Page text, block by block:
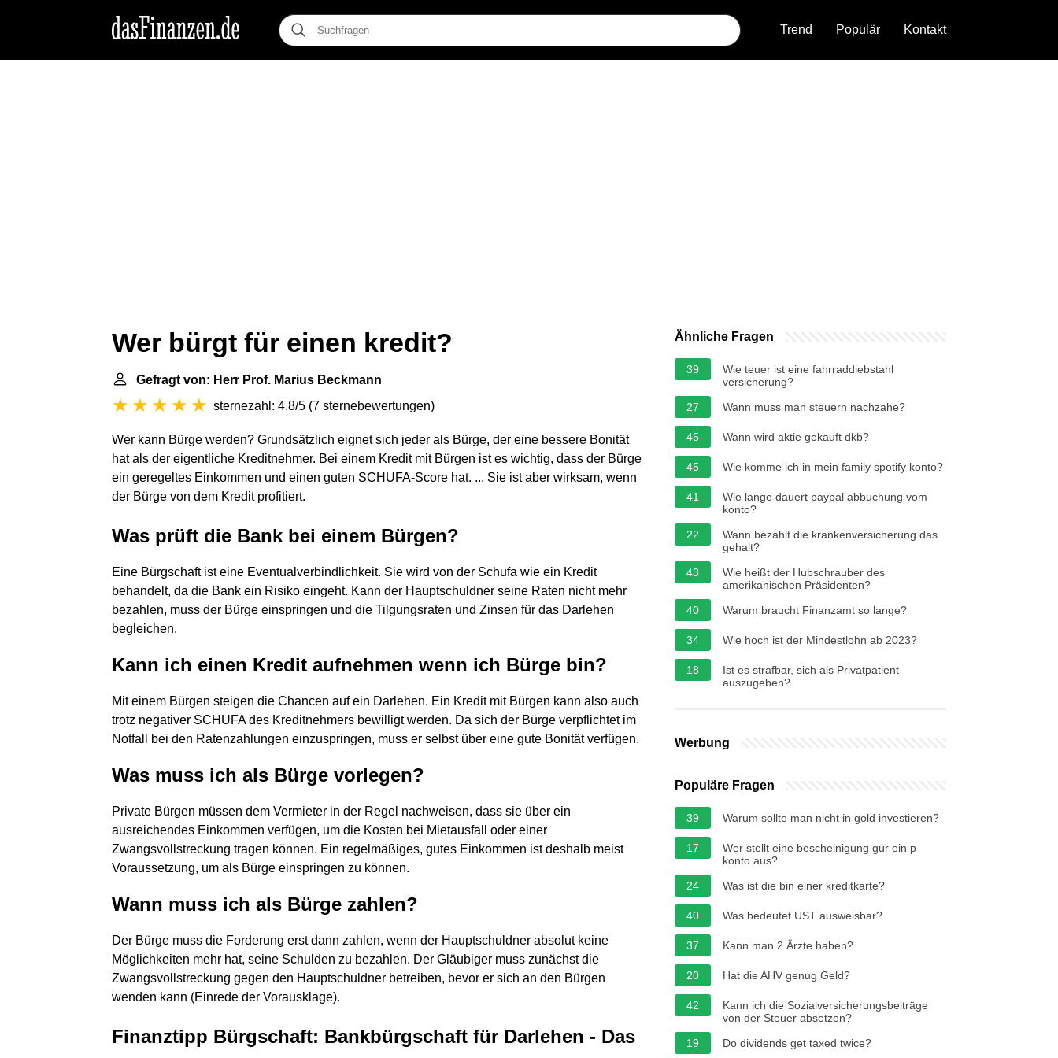
Trend Populär Kontakt
Wer bürgt für einen kredit?
Gefragt von: Herr Prof. Marius Beckmann
sternezahl: 4.8/5 (7 sternebewertungen)
Wer kann Bürge werden? Grundsätzlich eignet sich jeder als Bürge, der eine bessere Bonität
hat als der eigentliche Kreditnehmer. Bei einem Kredit mit Bürgen ist es wichtig, dass der Bürge
ein geregeltes Einkommen und einen guten SCHUFA-Score hat. ... Sie ist aber wirksam, wenn
der Bürge von dem Kredit profitiert.
Was prüft die Bank bei einem Bürgen?
Eine Bürgschaft ist eine Eventualverbindlichkeit. Sie wird von der Schufa wie ein Kredit
behandelt, da die Bank ein Risiko eingeht. Kann der Hauptschuldner seine Raten nicht mehr
bezahlen, muss der Bürge einspringen und die Tilgungsraten und Zinsen für das Darlehen
begleichen.
Kann ich einen Kredit aufnehmen wenn ich Bürge bin?
Mit einem Bürgen steigen die Chancen auf ein Darlehen. Ein Kredit mit Bürgen kann also auch
trotz negativer SCHUFA des Kreditnehmers bewilligt werden. Da sich der Bürge verpflichtet im
Notfall bei den Ratenzahlungen einzuspringen, muss er selbst über eine gute Bonität verfügen.
Was muss ich als Bürge vorlegen?
Private Bürgen müssen dem Vermieter in der Regel nachweisen, dass sie über ein
ausreichendes Einkommen verfügen, um die Kosten bei Mietausfall oder einer
Zwangsvollstreckung tragen können. Ein regelmäßiges, gutes Einkommen ist deshalb meist
Voraussetzung, um als Bürge einspringen zu können.
Wann muss ich als Bürge zahlen?
Der Bürge muss die Forderung erst dann zahlen, wenn der Hauptschuldner absolut keine
Möglichkeiten mehr hat, seine Schulden zu bezahlen. Der Gläubiger muss zunächst die
Zwangsvollstreckung gegen den Hauptschuldner betreiben, bevor er sich an den Bürgen
wenden kann (Einrede der Vorausklage).
Finanztipp Bürgschaft: Bankbürgschaft für Darlehen - Das
Ähnliche Fragen
39
Wie teuer ist eine fahrraddiebstahl
versicherung?
27
Wann muss man steuern nachzahe?
45 Wann wird aktie gekauft dkb?
45 Wie komme ich in mein family spotify konto?
41
Wie lange dauert paypal abbuchung vom
konto?
22
Wann bezahlt die krankenversicherung das
gehalt?
43
Wie heißt der Hubschrauber des
amerikanischen Präsidenten?
40
Warum braucht Finanzamt so lange?
34 Wie hoch ist der Mindestlohn ab 2023?
18
Ist es strafbar, sich als Privatpatient
auszugeben?
Werbung
Populäre Fragen
39 Warum sollte man nicht in gold investieren?
17
Wer stellt eine bescheinigung gür ein p
konto aus?
24
Was ist die bin einer kreditkarte?
40 Was bedeutet UST ausweisbar?
37 Kann man 2 Ärzte haben?
20 Hat die AHV genug Geld?
42
Kann ich die Sozialversicherungsbeiträge
von der Steuer absetzen?
19
Do dividends get taxed twice?